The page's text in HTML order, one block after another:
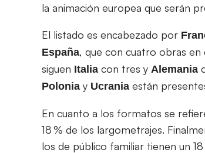
la animación europea que serán
El listado es encabezado por
España, que con cuatro obras en
siguen Italia con tres y Alemania
Polonia y Ucrania están
En cuanto a los formatos se
18 % de los largometrajes.
los de público familiar tienen un